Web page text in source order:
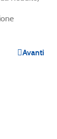
Avanti